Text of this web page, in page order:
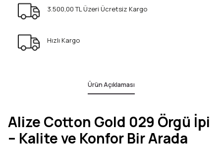
3.500,00 TL Üzeri Ücretsiz Kargo
Hızlı Kargo
Ürün Açıklaması
Alize Cotton Gold 029 Örgü İpi
– Kalite ve Konfor Bir Arada